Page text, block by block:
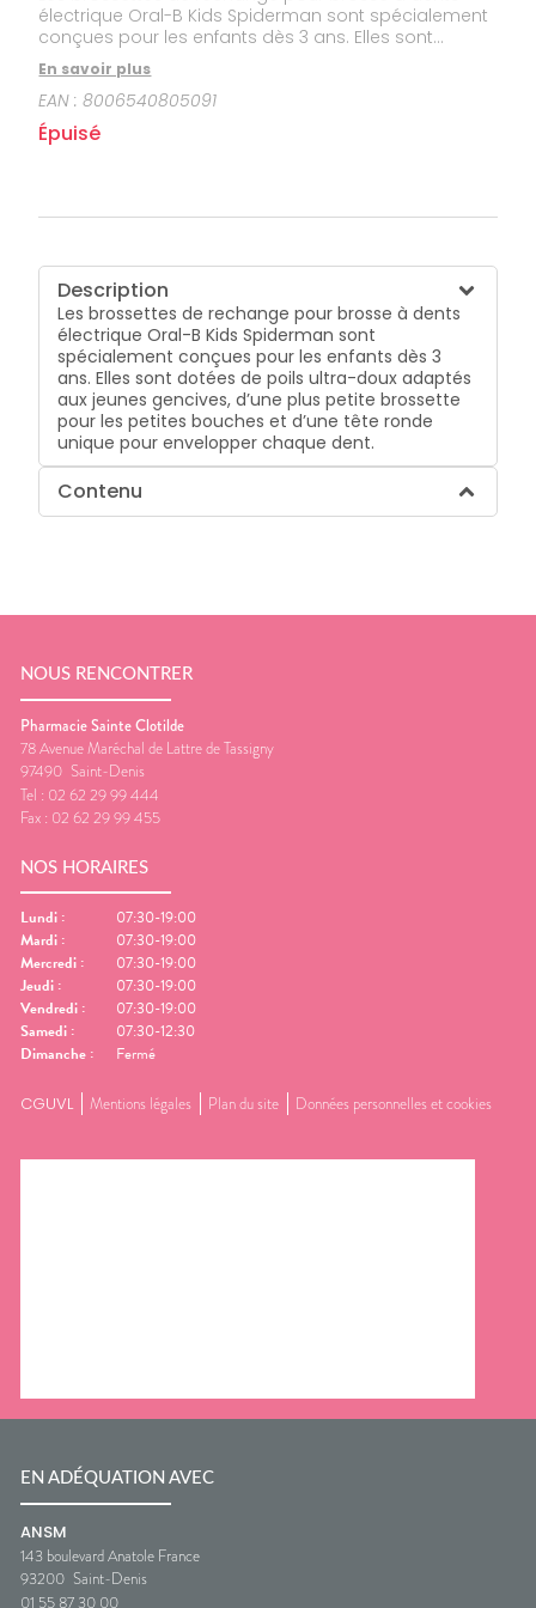
électrique Oral-B Kids Spiderman sont spécialement
conçues pour les enfants dès 3 ans. Elles sont
dotées de poils ultra-doux adaptés aux jeunes
gencives, d’une plus petite brossette pour les petites
bouches et d’une tête ronde unique pour envelopper
chaque dent.
En savoir plus
EAN :8006540805091
Épuisé
Description
Les brossettes de rechange pour brosse à dents
électrique Oral-B Kids Spiderman sont
spécialement conçues pour les enfants dès 3
ans. Elles sont dotées de poils ultra-doux adaptés
aux jeunes gencives, d’une plus petite brossette
pour les petites bouches et d’une tête ronde
unique pour envelopper chaque dent.
Contenu
NOUS RENCONTRER
Pharmacie Sainte Clotilde
78 Avenue Maréchal de Lattre de Tassigny
97490 Saint-Denis
Tel : 02 62 29 99 444
Fax : 02 62 29 99 455
NOS HORAIRES
Lundi :
07:30-19:00
Mardi :
07:30-19:00
Mercredi :
07:30-19:00
Jeudi :
07:30-19:00
Vendredi :
07:30-19:00
Samedi :
07:30-12:30
Dimanche : Fermé
CGUVL Mentions légales Plan du site Données personnelles et cookies
EN ADÉQUATION AVEC
ANSM
143 boulevard Anatole France
93200 Saint-Denis
01 55 87 30 00